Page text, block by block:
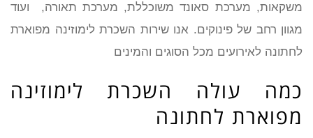
משקאות, מערכת סאונד משוכללת, מערכת תאורה, ועוד
מגוון רחב של פינוקים. אנו שירות השכרת לימוזינה מפוארת
לחתונה לאירועים מכל הסוגים והמינים
כמה עולה השכרת לימוזינה
מפוארת לחתונה